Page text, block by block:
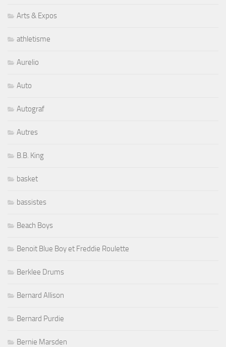
Arts & Expos
athletisme
Aurelio
Auto
Autograf
Autres
B.B. King
basket
bassistes
Beach Boys
Benoit Blue Boy et Freddie Roulette
Berklee Drums
Bernard Allison
Bernard Purdie
Bernie Marsden